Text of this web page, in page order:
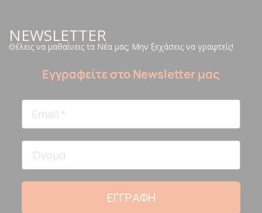
NEWSLETTER
Θέλεις να μαθαίνεις τα Νέα μας; Μην ξεχάσεις να γραφτείς!
Εγγραφείτε στο Newsletter μας
ΕΓΓΡΑΦΗ